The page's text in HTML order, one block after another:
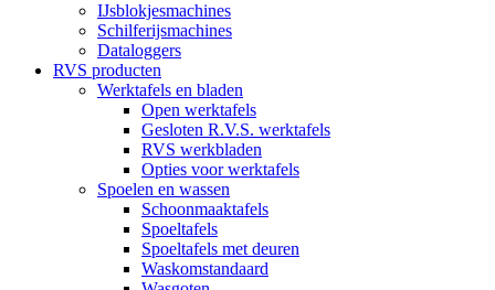
IJsblokjesmachines
Schilferijsmachines
Dataloggers
RVS producten
Werktafels en bladen
Open werktafels
Gesloten R.V.S. werktafels
RVS werkbladen
Opties voor werktafels
Spoelen en wassen
Schoonmaaktafels
Spoeltafels
Spoeltafels met deuren
Waskomstandaard